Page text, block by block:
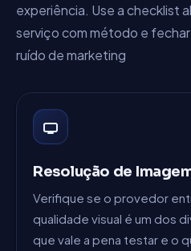
experiência. Use a checklist
serviço com método e
ruído de marketing
Resolução de
Verifique se o provedor
qualidade visual é um dos
que vale a pena testar e o